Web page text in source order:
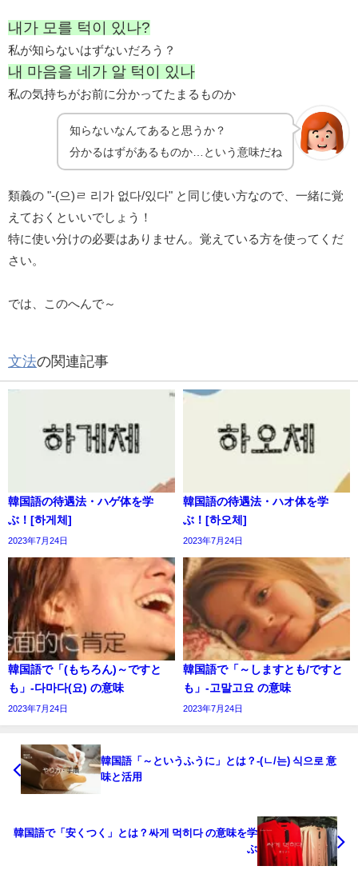
내가 모를 턱이 있나?
私が知らないはずないだろう？
내 마음을 네가 알 턱이 있나
私の気持ちがお前に分かってたまるものか
知らないなんてあると思うか？
分かるはずがあるものか…という意味だね
類義の "-(으)ㄹ 리가 없다/있다" と同じ使い方なので、一緒に覚
えておくといいでしょう！
特に使い分けの必要はありません。覚えている方を使ってくだ
さい。
では、このへんで～
文法の関連記事
韓国語の待遇法・ハゲ体を学
ぶ！[하게체]
2023年7月24日
韓国語の待遇法・ハオ体を学
ぶ！[하오체]
2023年7月24日
韓国語で「(もちろん)～ですと
も」-다마다(요) の意味
2023年7月24日
韓国語で「～しますとも/ですと
も」-고말고요 の意味
2023年7月24日
韓国語「～というふうに」とは？-(ㄴ/는) 식으로 意
味と活用
韓国語で「安くつく」とは？싸게 먹히다 の意味を学
ぶ